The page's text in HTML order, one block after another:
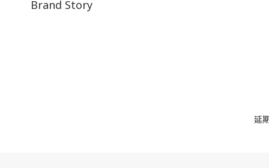
Brand Story
延